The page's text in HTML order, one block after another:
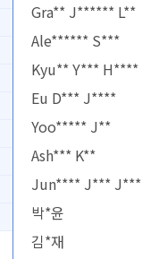
Gra** J****** L**
Ale****** S***
Kyu** Y*** H****
Eu D*** J****
Yoo***** J**
Ash*** K**
Jun**** J*** J***
박*윤
김*재